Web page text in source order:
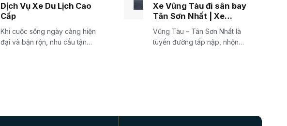
Dịch Vụ Xe Du Lịch Cao
Cấp
Khi cuộc sống ngày càng hiện
đại và bận rộn, nhu cầu tận
Xe Vũng Tàu đi sân bay
Tân Sơn Nhất | Xe
Vũng Tàu – Tân Sơn Nhất là
tuyến đường tấp nập, nhộn